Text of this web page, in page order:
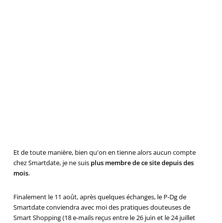
Et de toute manière, bien qu'on en tienne alors aucun compte
chez Smartdate, je ne suis plus membre de ce site depuis des
mois.
Finalement le 11 août, après quelques échanges, le P-Dg de
Smartdate conviendra avec moi des pratiques douteuses de
Smart Shopping (18 e-mails reçus entre le 26 juin et le 24 juillet